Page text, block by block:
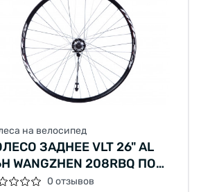
на велосипед
ЗАДНЕЕ VLT 26" AL
WANGZHEN 208RBQ ПОД
ТОРМОЗА, ПОД
0 отзывов